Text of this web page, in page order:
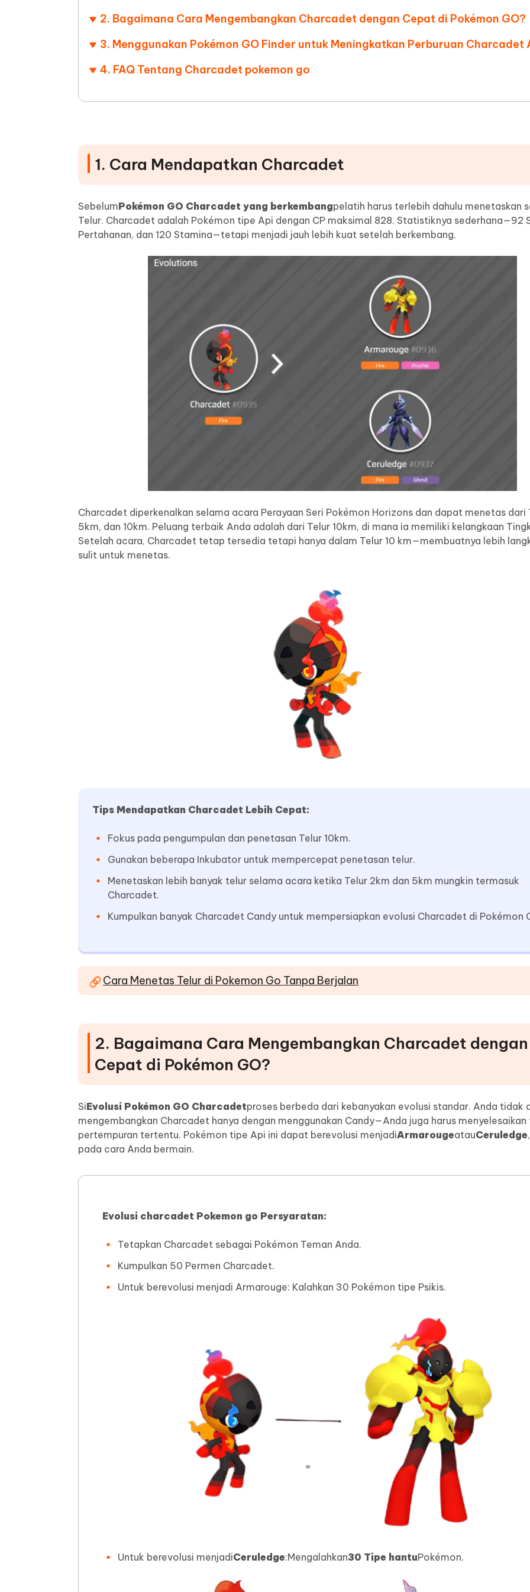
2. Bagaimana Cara Mengembangkan Charcadet dengan Cepat di Pokémon GO?
3. Menggunakan Pokémon GO Finder untuk Meningkatkan Perburuan Charcadet
4. FAQ Tentang Charcadet pokemon go
1. Cara Mendapatkan Charcadet
SebelumPokémon GO Charcadet yang berkembangpelatih harus terlebih dahulu menetaskan
Telur. Charcadet adalah Pokémon tipe Api dengan CP maksimal 828. Statistiknya sederhana—92
Pertahanan, dan 120 Stamina—tetapi menjadi jauh lebih kuat setelah berkembang.
Charcadet diperkenalkan selama acara Perayaan Seri Pokémon Horizons dan dapat menetas dari
5km, dan 10km. Peluang terbaik Anda adalah dari Telur 10km, di mana ia memiliki kelangkaan
Setelah acara, Charcadet tetap tersedia tetapi hanya dalam Telur 10 km—membuatnya lebih
sulit untuk menetas.
Tips Mendapatkan Charcadet Lebih Cepat:
Fokus pada pengumpulan dan penetasan Telur 10km.
Gunakan beberapa Inkubator untuk mempercepat penetasan telur.
Menetaskan lebih banyak telur selama acara ketika Telur 2km dan 5km mungkin termasuk
Charcadet.
Kumpulkan banyak Charcadet Candy untuk mempersiapkan evolusi Charcadet di Pokémon
Cara Menetas Telur di Pokemon Go Tanpa Berjalan
2. Bagaimana Cara Mengembangkan Charcadet dengan
Cepat di Pokémon GO?
SiEvolusi Pokémon GO Charcadetproses berbeda dari kebanyakan evolusi standar. Anda tidak
mengembangkan Charcadet hanya dengan menggunakan Candy—Anda juga harus menyelesaikan
pertempuran tertentu. Pokémon tipe Api ini dapat berevolusi menjadiArmarougeatauCeruledge
pada cara Anda bermain.
Evolusi charcadet Pokemon go Persyaratan:
Tetapkan Charcadet sebagai Pokémon Teman Anda.
Kumpulkan 50 Permen Charcadet.
Untuk berevolusi menjadi Armarouge: Kalahkan 30 Pokémon tipe Psikis.
Untuk berevolusi menjadiCeruledge:Mengalahkan30 Tipe hantuPokémon.